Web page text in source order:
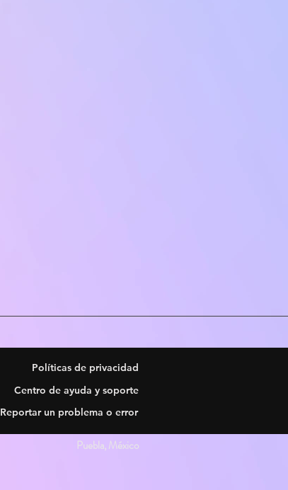
Políticas de privacidad
Centro de ayuda y soporte
Reportar un problema o error
Puebla, México